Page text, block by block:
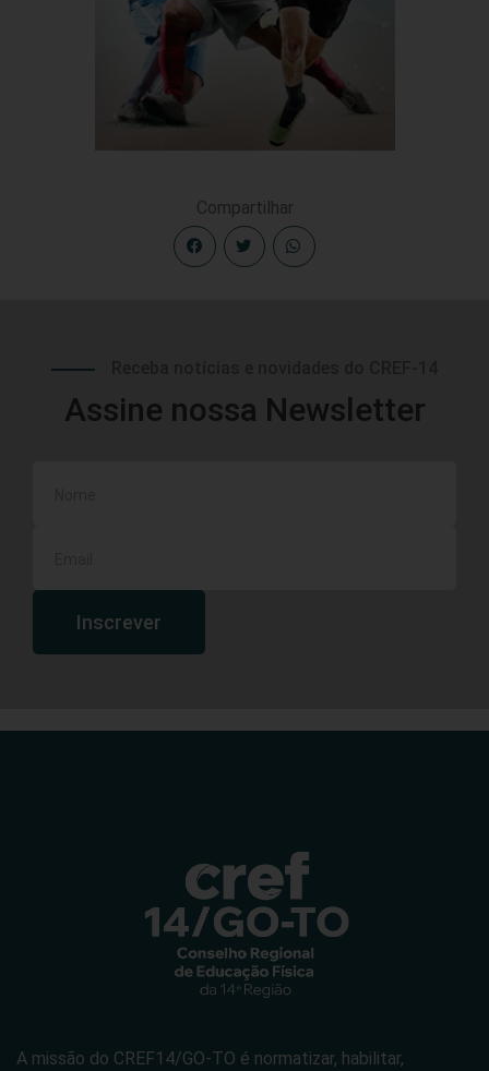
Compartilhar
Assine nossa Newsletter
Inscrever
A missão do CREF14/GO-TO é normatizar, habilitar,